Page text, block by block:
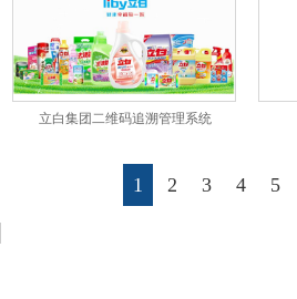
立白集团二维码追溯管理系统
1 2 3 4 5